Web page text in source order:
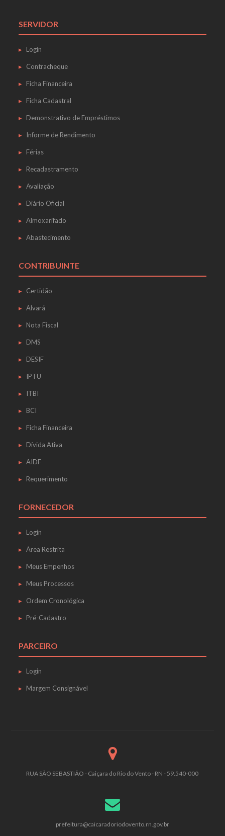
SERVIDOR
Login
Contracheque
Ficha Financeira
Ficha Cadastral
Demonstrativo de Empréstimos
Informe de Rendimento
Férias
Recadastramento
Avaliação
Diário Oficial
Almoxarifado
Abastecimento
CONTRIBUINTE
Certidão
Alvará
Nota Fiscal
DMS
DESIF
IPTU
ITBI
BCI
Ficha Financeira
Dívida Ativa
AIDF
Requerimento
FORNECEDOR
Login
Área Restrita
Meus Empenhos
Meus Processos
Ordem Cronológica
Pré-Cadastro
PARCEIRO
Login
Margem Consignável
RUA SÃO SEBASTIÃO - Caiçara do Rio do Vento - RN - 59.540-000
prefeitura@caicaradoriodovento.rn.gov.br